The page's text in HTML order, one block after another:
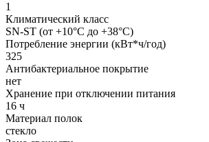
1
Климатический класс
SN-ST (от +10°С до +38°С)
Потребление энергии (кВт*ч/год)
325
Антибактериальное покрытие
нет
Хранение при отключении питания
16 ч
Материал полок
стекло